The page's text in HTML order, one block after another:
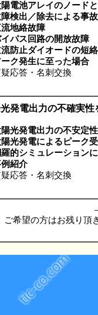
陽電池アレイのノード
検出／除去による事
地絡故障
パス回路の開放故障
防止ダイオードの短
ーク発生に至った場合
応答・名刺交換
発電出力の不確実
陽光発電出力の不安定
陽光発電によるピーク
的シミュレーション
紹介
応答・名刺交換
ご希望の方はお残り頂